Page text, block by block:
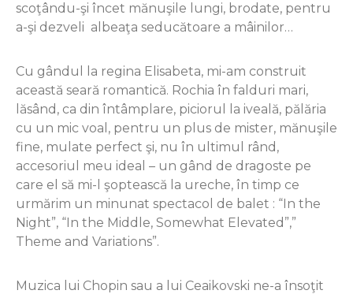
scoţându-şi încet mănuşile lungi, brodate, pentru
a-şi dezveli albeaţa seducătoare a mâinilor…
Cu gândul la regina Elisabeta, mi-am construit
această seară romantică. Rochia în falduri mari,
lăsând, ca din întâmplare, piciorul la iveală, pălăria
cu un mic voal, pentru un plus de mister, mănuşile
fine, mulate perfect şi, nu în ultimul rând,
accesoriul meu ideal – un gând de dragoste pe
care el să mi-l şoptească la ureche, în timp ce
urmărim un minunat spectacol de balet : “In the
Night”, “In the Middle, Somewhat Elevated”,”
Theme and Variations”.
Muzica lui Chopin sau a lui Ceaikovski ne-a însoţit